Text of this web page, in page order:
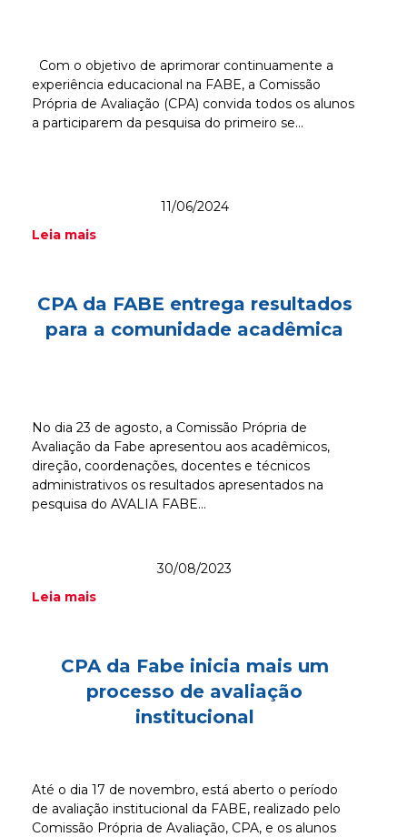
Com o objetivo de aprimorar continuamente a
experiência educacional na FABE, a Comissão
Própria de Avaliação (CPA) convida todos os alunos
a participarem da pesquisa do primeiro se...
11/06/2024
Leia mais
CPA da FABE entrega resultados
para a comunidade acadêmica
No dia 23 de agosto, a Comissão Própria de
Avaliação da Fabe apresentou aos acadêmicos,
direção, coordenações, docentes e técnicos
administrativos os resultados apresentados na
pesquisa do AVALIA FABE...
30/08/2023
Leia mais
CPA da Fabe inicia mais um
processo de avaliação
institucional
Até o dia 17 de novembro, está aberto o período
de avaliação institucional da FABE, realizado pelo
Comissão Própria de Avaliação, CPA, e os alunos